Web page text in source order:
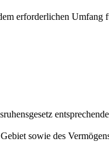
erforderlichen Umfang
sowie des